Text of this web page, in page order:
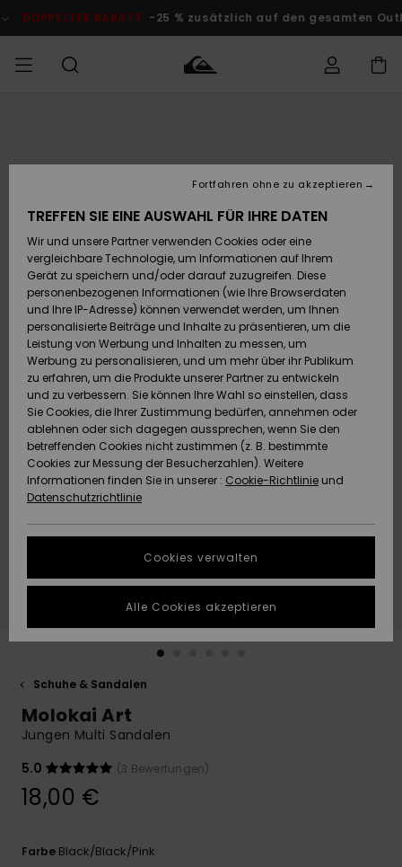
Produktinformation
RABATT -25 % zusätzlich auf den gesamten Outlet-
Accessoires
Schuhe&
Flip-Flops
Surf
Snow
Brandneu
Highlights
Accessoires
Schuhe&
Flip-Flops
Surf
Snow
Brandneu
Highlights
FRAUEN
Brandneu
Highlights
Snow
SURF
Kinder
Highlights
Community
SNOW
Snow Shop
Kinder
Snow Shop
Damen
Highlights
Community
DOPPELTER
RABATT
KINDER
Outlet
Frauen
HILFE & KONTAKT
Retouren
Bezahlung
Geschenkkarte
Quiksilver
Freedom
Datenschutz
Starten Sie eine
um die
schnellste
Antwort auf Ihre
erhalten.
Finden Sie
die häufigsten
Fragen sowie
NACHHALTIGKEIT
SHOPS
QUIKSILVER APP
WUNSCHLISTE
Schuhe & Sandalen
Molokai Art
Jungen Multi Sandalen
5.0
(3 Bewertungen)
18,00 €
Farbe Black/black/pink
TREFFEN SIE EINE AUSWAHL FÜR IHRE DATEN
Wir und unsere Partner verwenden Cookies oder eine
vergleichbare Technologie, um Informationen auf Ihrem
Gerät zu speichern und/oder darauf zuzugreifen. Diese
personenbezogenen Informationen (wie Ihre Browserdaten
und Ihre IP-Adresse) können verwendet werden, um Ihnen
personalisierte Beiträge und Inhalte zu präsentieren, um die
Leistung von Werbung und Inhalten zu messen, um
Werbung zu personalisieren, und um mehr über ihr Publikum
zu erfahren, um die Produkte unserer Partner zu entwickeln
und zu verbessern. Sie können Ihre Wahl so einstellen, dass
Sie Cookies, die Ihrer Zustimmung bedürfen, annehmen oder
ablehnen oder sich dagegen aussprechen, wenn Sie den
betreffenden Cookies nicht zustimmen (z. B. bestimmte
Cookies zur Messung der Besucherzahlen). Weitere
Informationen finden Sie in unserer : Cookie-Richtlinie und
Datenschutzrichtlinie
Cookies verwalten
Fortfahren ohne zu akzeptieren
Alle Cookies akzeptieren